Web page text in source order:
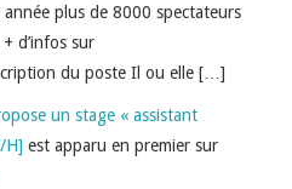
plus de 8000 spectateurs
d’infos sur
du poste Il ou elle […]
un stage « assistant
H] est apparu en premier sur